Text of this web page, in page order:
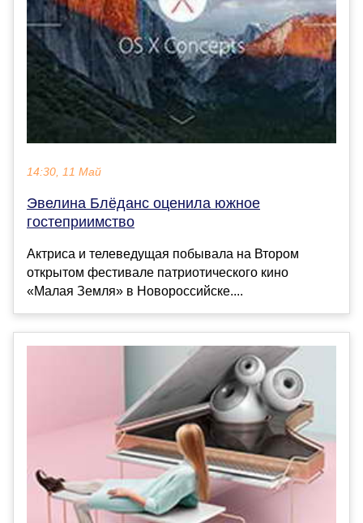
14:30, 11 Май
Эвелина Блёданс оценила южное
гостеприимство
Актриса и телеведущая побывала на Втором
открытом фестивале патриотического кино
«Малая Земля» в Новороссийске....